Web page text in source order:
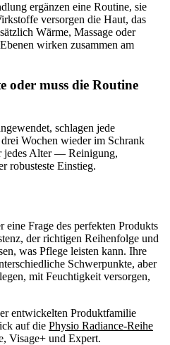
ergänzen eine Routine, sie
versorgen die Haut, das
Wärme, Massage oder
wirken zusammen am
oder muss die Routine
schlagen jede
Wochen wieder im Schrank
jedes Alter — Reinigung,
robusteste Einstieg.
eine Frage des perfekten Produkts
der richtigen Reihenfolge und
was Pflege leisten kann. Ihre
Schwerpunkte, aber
mit Feuchtigkeit versorgen,
entwickelten Produktfamilie
auf die Physio Radiance-Reihe
Visage+ und Expert.